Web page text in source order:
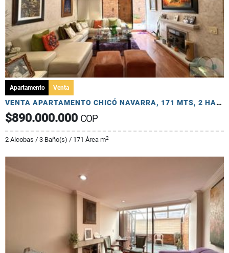
Apartamento Venta
VENTA APARTAMENTO CHICÓ NAVARRA, 171 MTS, 2 HAB, ESTUDIO, 2 TERRAZAS
$890.000.000 COP
2 Alcobas / 3 Baño(s) / 171 Área m2